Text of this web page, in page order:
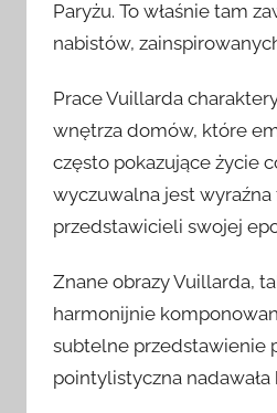
Paryżu. To właśnie tam
nabistów,
Prace Vuillarda
wnętrza domów, które
często pokazujące życie
wyczuwalna jest
przedstawicieli swojej
Znane obrazy Vuillarda,
harmonijnie
subtelne przedstawienie
pointylistyczna